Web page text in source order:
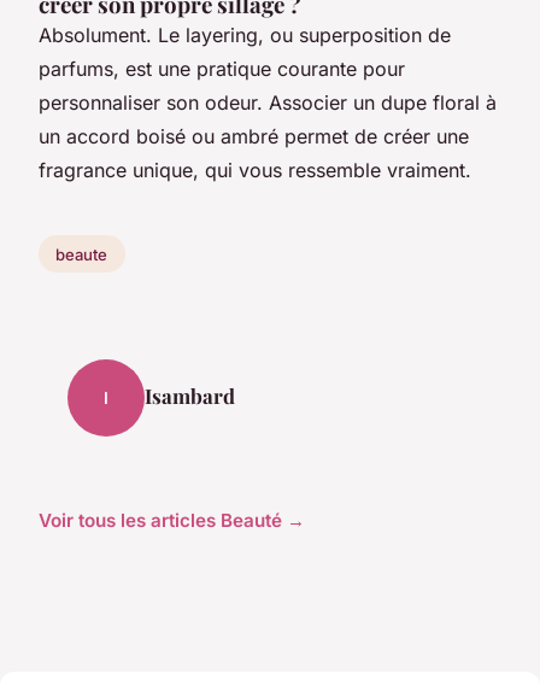
Absolument. Le layering, ou superposition de
parfums, est une pratique courante pour
personnaliser son odeur. Associer un dupe floral à
un accord boisé ou ambré permet de créer une
fragrance unique, qui vous ressemble vraiment.
beaute
I Isambard
Voir tous les articles Beauté →